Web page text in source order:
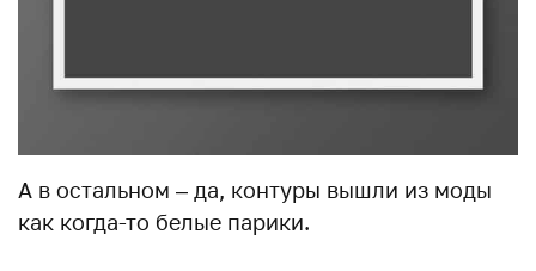
А в остальном – да, контуры вышли из моды
как когда-то белые парики.